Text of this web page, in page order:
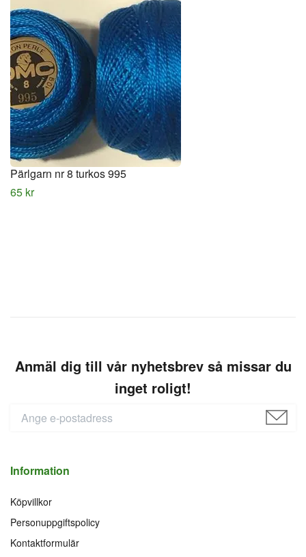
Pärlgarn nr 8 turkos 995
65 kr
Anmäl dig till vår nyhetsbrev så missar du
inget roligt!
Information
Köpvillkor
Personuppgiftspolicy
Kontaktformulär